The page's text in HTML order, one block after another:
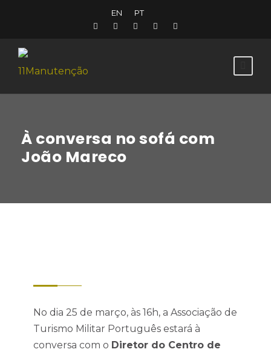
EN PT
À conversa no sofá com
João Mareco
No dia 25 de março, às 16h, a Associação de
Turismo Militar Português estará à
conversa com o Diretor do Centro de